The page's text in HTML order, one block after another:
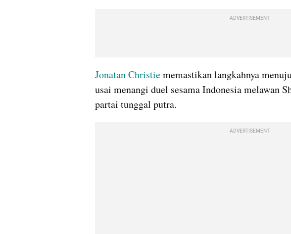
ADVERTISEMENT
Jonatan Christie memastikan langkahnya
usai menangi duel sesama Indonesia melawan
partai tunggal putra.
ADVERTISEMENT